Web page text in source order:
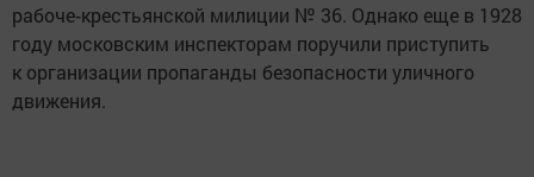
рабоче‑крестьянской милиции № 36. Однако еще в 1928
году московским инспекторам поручили приступить
к организации пропаганды безопасности уличного
движения.